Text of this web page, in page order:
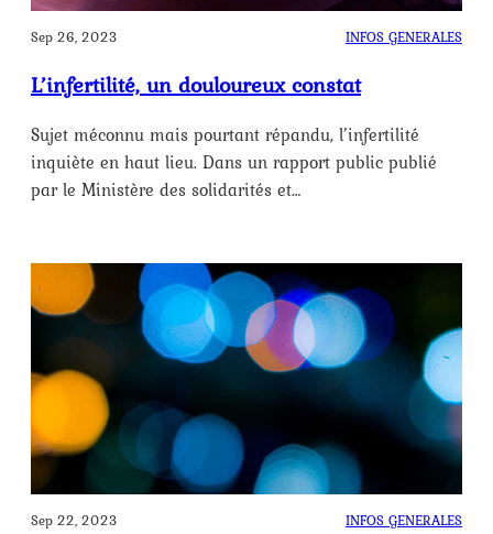
Sep 26, 2023 INFOS GENERALES
L’infertilité, un douloureux constat
Sujet méconnu mais pourtant répandu, l’infertilité
inquiète en haut lieu. Dans un rapport public publié
par le Ministère des solidarités et…
Sep 22, 2023 INFOS GENERALES